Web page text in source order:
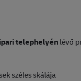
telephelyénlévő
széles skálája